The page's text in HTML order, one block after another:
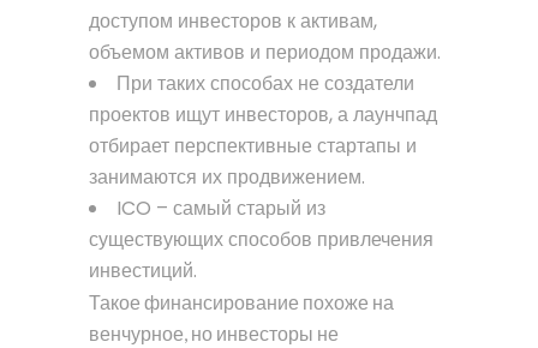
доступом инвесторов к активам,
объемом активов и периодом продажи.
При таких способах не создатели
проектов ищут инвесторов, а лаунчпад
отбирает перспективные стартапы и
занимаются их продвижением.
ICO – самый старый из
существующих способов привлечения
инвестиций.
Такое финансирование похоже на
венчурное, но инвесторы не